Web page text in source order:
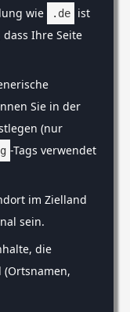
wie
.de
ist
Ihre Seite
Sie in der
(nur
-Tags verwendet
im Zielland
sein.
die